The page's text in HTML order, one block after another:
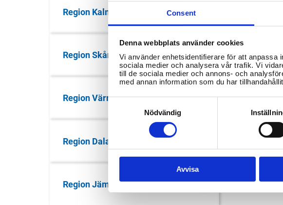
Consent
Denna webbplats använder cookies
Vi använder enhetsidentifierare för att anpassa
sociala medier och analysera vår trafik. Vi
till de sociala medier och annons- och
med annan information som du har
Consent
Nödvändig
Avvisa
Region Kalmar län
Region Skåne Region
Region Värmland Region
Region Dalarna Region
Region Jämtland Härjedalen Region